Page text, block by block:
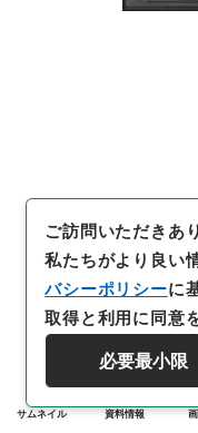
サムネイル 資料情報
ご訪問いただきあ
私たちがより良い
バシーポリシーに
取得と利用に同意
必要最小限